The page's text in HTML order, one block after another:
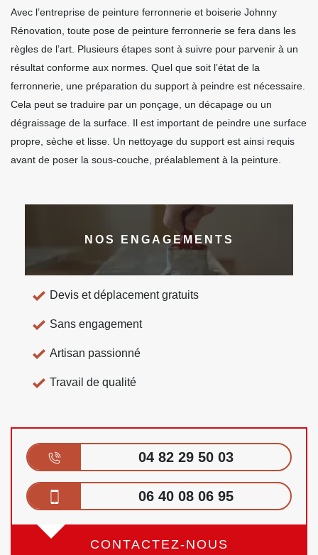
Avec l’entreprise de peinture ferronnerie et boiserie Johnny
Rénovation, toute pose de peinture ferronnerie se fera dans les
règles de l’art. Plusieurs étapes sont à suivre pour parvenir à un
résultat conforme aux normes. Quel que soit l’état de la
ferronnerie, une préparation du support à peindre est nécessaire.
Cela peut se traduire par un ponçage, un décapage ou un
dégraissage de la surface. Il est important de peindre une surface
propre, sèche et lisse. Un nettoyage du support est ainsi requis
avant de poser la sous-couche, préalablement à la peinture.
NOS ENGAGEMENTS
Devis et déplacement gratuits
Sans engagement
Artisan passionné
Travail de qualité
04 82 29 50 03
06 40 08 06 95
CONTACTEZ-NOUS